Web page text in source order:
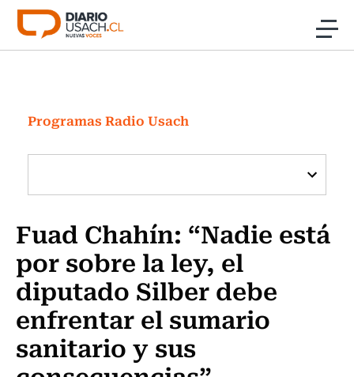
Click acá para ir directamente al contenido
Investigación
Cultura
Programas Radio y TV Usach
Programas Radio Usach
Fuad Chahín: “Nadie está
por sobre la ley, el
diputado Silber debe
enfrentar el sumario
sanitario y sus